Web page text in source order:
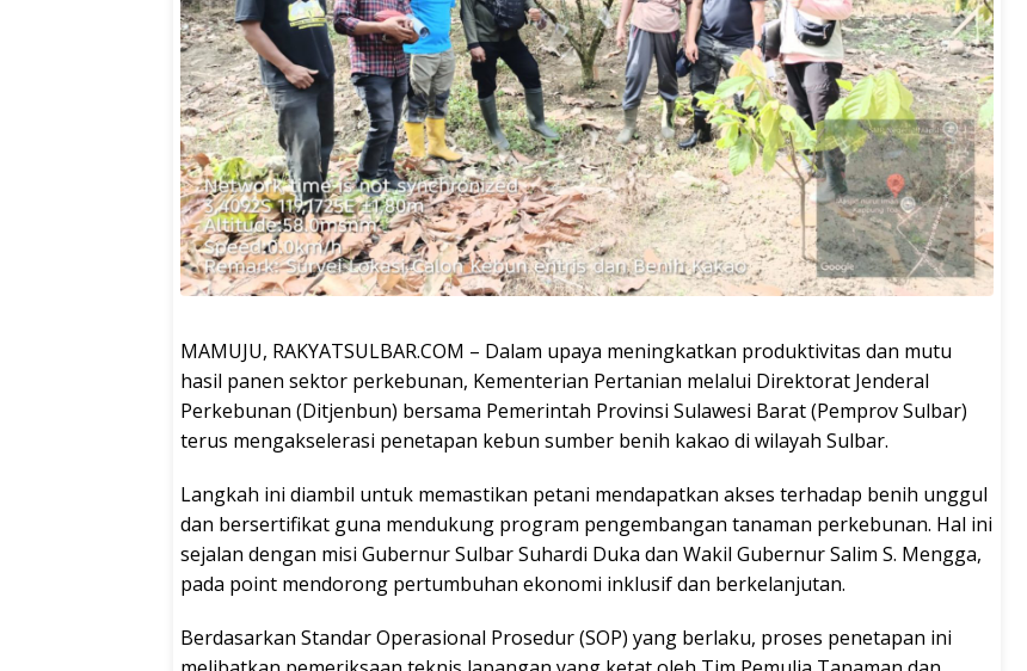
MAMUJU, RAKYATSULBAR.COM – Dalam upaya meningkatkan produktivitas dan mutu
hasil panen sektor perkebunan, Kementerian Pertanian melalui Direktorat Jenderal
Perkebunan (Ditjenbun) bersama Pemerintah Provinsi Sulawesi Barat (Pemprov Sulbar)
terus mengakselerasi penetapan kebun sumber benih kakao di wilayah Sulbar.
Langkah ini diambil untuk memastikan petani mendapatkan akses terhadap benih unggul
dan bersertifikat guna mendukung program pengembangan tanaman perkebunan. Hal ini
sejalan dengan misi Gubernur Sulbar Suhardi Duka dan Wakil Gubernur Salim S. Mengga,
pada point mendorong pertumbuhan ekonomi inklusif dan berkelanjutan.
Berdasarkan Standar Operasional Prosedur (SOP) yang berlaku, proses penetapan ini